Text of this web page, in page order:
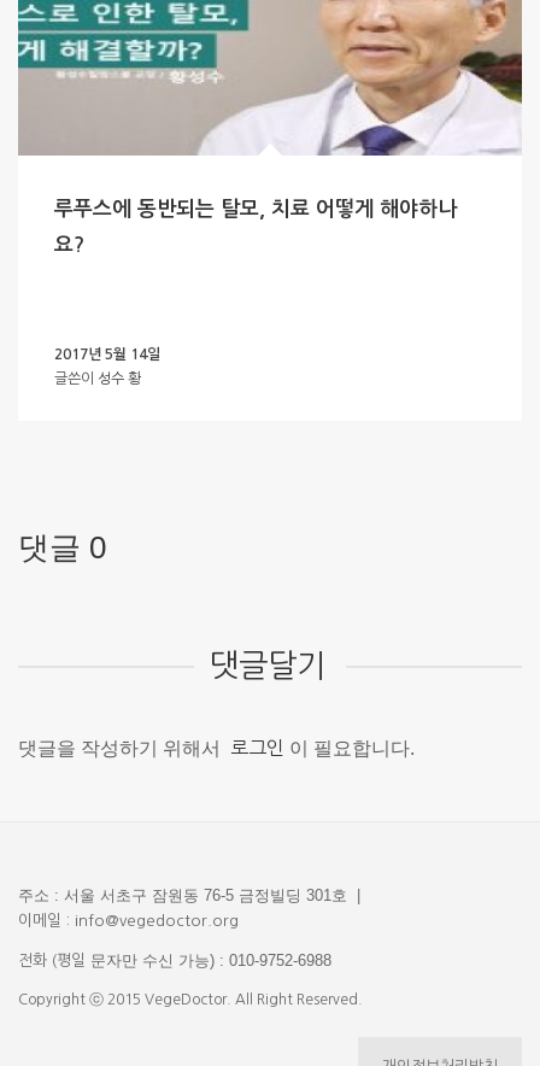
루푸스에 동반되는 탈모, 치료 어떻게 해야하나
요?
2017년 5월 14일
글쓴이 성수 황
댓글 0
댓글달기
댓글을 작성하기 위해서 로그인 이 필요합니다.
주소 : 서울 서초구 잠원동 76-5 금정빌딩 301호 |
이메일 : info@vegedoctor.org
전화 (평일 문자만 수신 가능) : 010-9752-6988
Copyright ⓒ 2015 VegeDoctor. All Right Reserved.